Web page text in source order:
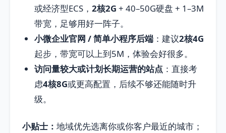
或经济型ECS， 2核2G + 40–50G硬盘 + 1–3M
带宽，足够用好一阵子。
小微企业官网 / 简单小程序后端 ：建议2核4G
起步，带宽可以上到5M，体验会好很多。
访问量较大或计划长期运营的站点 ：直接考
虑4核8G或更高配置，后续不够还能随时升
级。
小贴士： 地域优先选离你或你客户最近的城市；